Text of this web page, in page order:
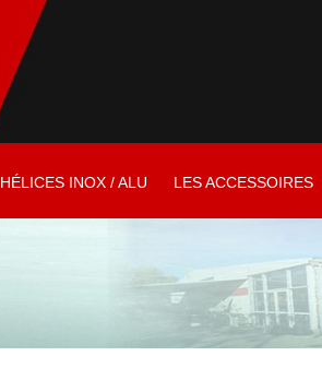
HÉLICES INOX / ALU LES ACCESSOIRES